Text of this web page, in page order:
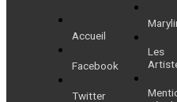
l’articleAccueil
Facebook
Twitter
Les